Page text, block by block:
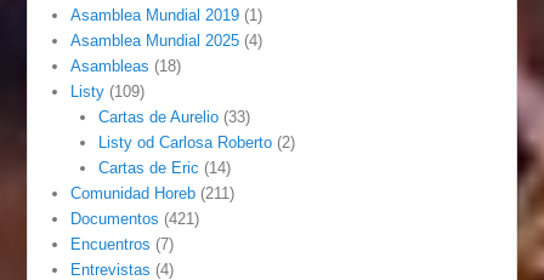
Asamblea Mundial 2019 (1)
Asamblea Mundial 2025 (4)
Asambleas (18)
Listy (109)
Cartas de Aurelio(33)
Listy od Carlosa Roberto(2)
Cartas de Eric (14)
Comunidad Horeb (211)
Documentos (421)
Encuentros (7)
Entrevistas (4)